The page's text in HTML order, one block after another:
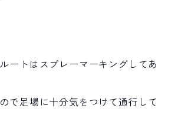
ートはスプレーマーキングしてあ
で足場に十分気をつけて通行して